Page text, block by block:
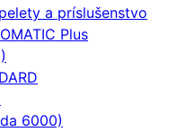
a príslušenstvo
Plus
6000)